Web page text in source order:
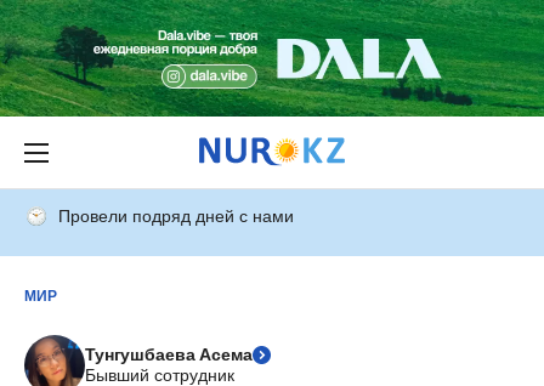
Провели подряд дней с нами
МИР
Тунгушбаева Асема
Бывший сотрудник